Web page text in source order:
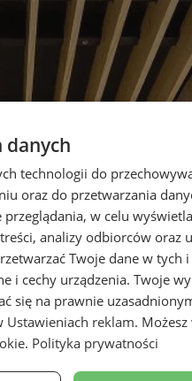
danych
technologii do
oraz do przetwarzania
w celu
analizy odbiorców oraz
Twoje dane w tych
i cechy urządzenia. Twoje
się na prawnie
Ustawieniach reklam.
. Polityka prywatności